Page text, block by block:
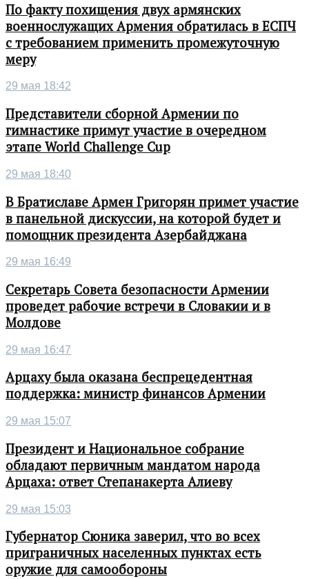
По факту похищения двух армянских
военнослужащих Армения обратилась в ЕСПЧ
с требованием применить промежуточную
меру
29 мая 18:42
Представители сборной Армении по
гимнастике примут участие в очередном
этапе World Challenge Cup
29 мая 18:40
В Братиславе Армен Григорян примет участие
в панельной дискуссии, на которой будет и
помощник президента Азербайджана
29 мая 16:49
Секретарь Совета безопасности Армении
проведет рабочие встречи в Словакии и в
Молдове
29 мая 16:47
Арцаху была оказана беспрецедентная
поддержка: министр финансов Армении
29 мая 15:07
Президент и Национальное собрание
обладают первичным мандатом народа
Арцаха: ответ Степанакерта Алиеву
29 мая 15:03
Губернатор Сюника заверил, что во всех
приграничных населенных пунктах есть
оружие для самообороны